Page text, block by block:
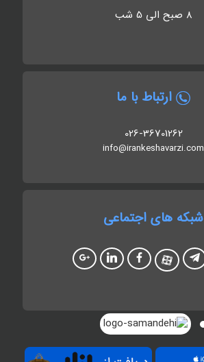
8 صبح الی 5 شب
ارتباط با ما
026-36701262
info@irankeshavarzi.com
شبکه های اجتماعی